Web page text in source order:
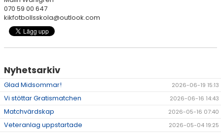
070 59 00 647
kikfotbollsskola@outlook.com
Nyhetsarkiv
Glad Midsommar! 2026-06-19 15:13
Vi stöttar Gratismatchen 2026-06-16 14:43
Matchvärdskap 2026-05-16 07:40
Veteranlag uppstartade 2026-05-04 19:25